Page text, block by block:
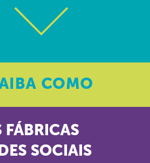
COMO
FÁBRICAS
SOCIAIS